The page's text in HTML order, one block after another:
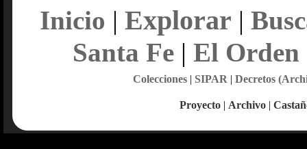
Inicio | Explorar |
Santa Fe| El Orden
Colecciones| SIPAR | Decretos
Proyecto | Archivo |